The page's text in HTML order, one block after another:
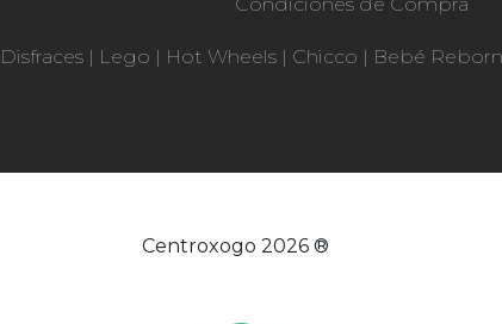
Disfraces | Lego | Hot Wheels | Chicco | Bebé Reborn
Centroxogo 2026 ®